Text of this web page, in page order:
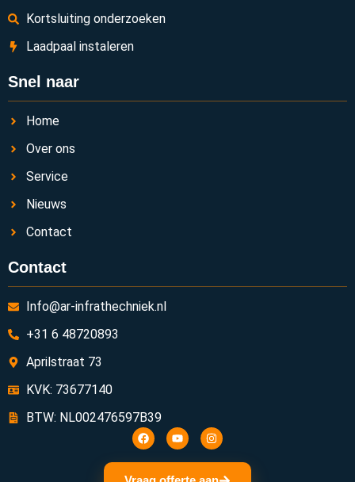
Kortsluiting onderzoeken
Laadpaal instaleren
Snel naar
Home
Over ons
Service
Nieuws
Contact
Contact
Info@ar-infrathechniek.nl
+31 6 48720893
Aprilstraat 73
KVK: 73677140
BTW: NL002476597B39